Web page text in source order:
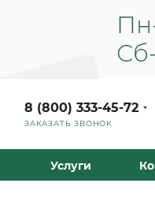
8 (800) 333-45-72
ЗАКАЗАТЬ ЗВОНОК
Услуги